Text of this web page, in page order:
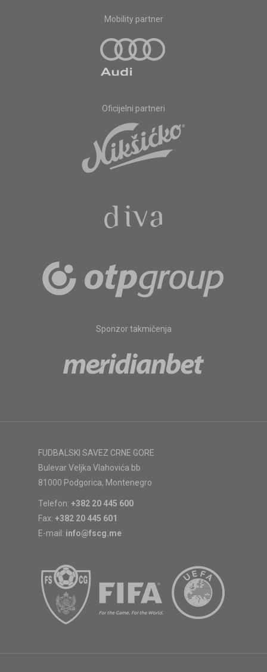
Mobility partner
Oficijelni partneri
Sponzor takmičenja
FUDBALSKI SAVEZ CRNE GORE
Bulevar Veljka Vlahovića bb
81000 Podgorica, Montenegro
Telefon: +382 20 445 600
Fax: +382 20 445 601
E-mail: info@fscg.me